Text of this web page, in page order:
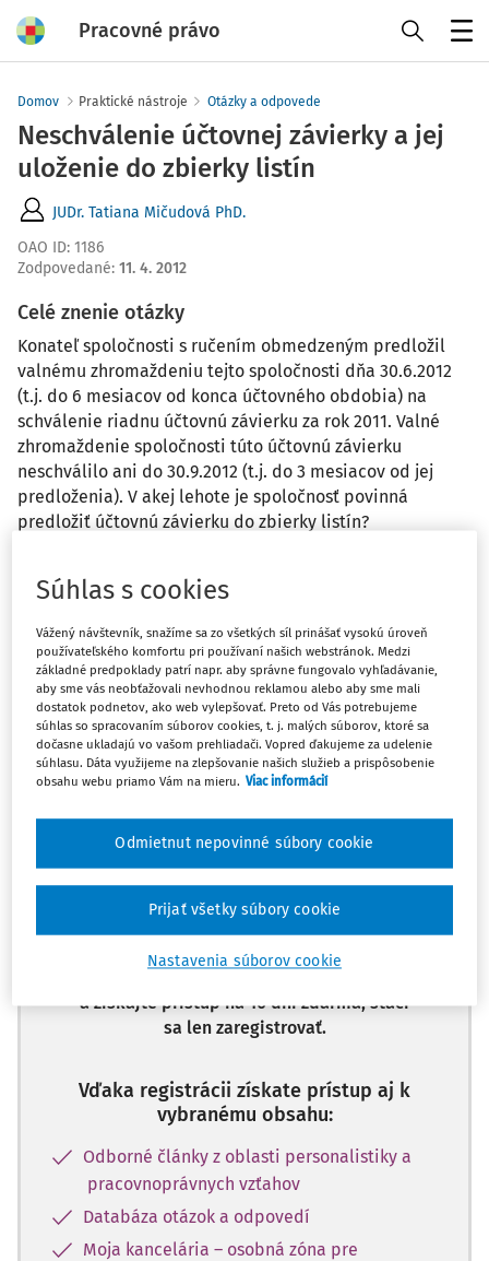
Pracovné právo
Domov Praktické nástroje Otázky a odpovede
Neschválenie účtovnej závierky a jej
uloženie do zbierky listín
JUDr. Tatiana Mičudová PhD.
OAO ID: 1186
Zodpovedané: 11. 4. 2012
Celé znenie otázky
Konateľ spoločnosti s ručením obmedzeným predložil
valnému zhromaždeniu tejto spoločnosti dňa 30.6.2012
(t.j. do 6 mesiacov od konca účtovného obdobia) na
schválenie riadnu účtovnú závierku za rok 2011. Valné
zhromaždenie spoločnosti túto účtovnú závierku
neschválilo ani do 30.9.2012 (t.j. do 3 mesiacov od jej
predloženia). V akej lehote je spoločnosť povinná
predložiť účtovnú závierku do zbierky listín?
Odpoveď
Máte predplatné? Prihláste sa
Ups, zatiaľ ste si prečítali len
začiatok...
Celý odborný obsah z tejto oblasti je
dostupný predplatiteľom portálu.
a získajte prístup na 10 dní zdarma, stačí
sa len zaregistrovať.
Vďaka registrácii získate prístup aj k
vybranému obsahu:
Odborné články z oblasti personalistiky a
pracovnoprávnych vzťahov
Databáza otázok a odpovedí
Moja kancelária – osobná zóna pre
Súhlas s cookies
Vážený návštevník, snažíme sa zo všetkých síl prinášať vysokú úroveň
používateľského komfortu pri používaní našich webstránok. Medzi
základné predpoklady patrí napr. aby správne fungovalo vyhľadávanie,
aby sme vás neobťažovali nevhodnou reklamou alebo aby sme mali
dostatok podnetov, ako web vylepšovať. Preto od Vás potrebujeme
súhlas so spracovaním súborov cookies, t. j. malých súborov, ktoré sa
dočasne ukladajú vo vašom prehliadači. Vopred ďakujeme za udelenie
súhlasu. Dáta využijeme na zlepšovanie našich služieb a prispôsobenie
obsahu webu priamo Vám na mieru. Viac informácií
Nastavenia súborov cookie
Odmietnut nepovinné súbory cookie
Prijať všetky súbory cookie